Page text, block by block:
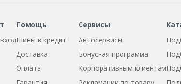
Помощь
Шины в кредит
Доставка
Оплата
Сервисы
Автосервисы
Бонусная программа
Корпоративным клиентам